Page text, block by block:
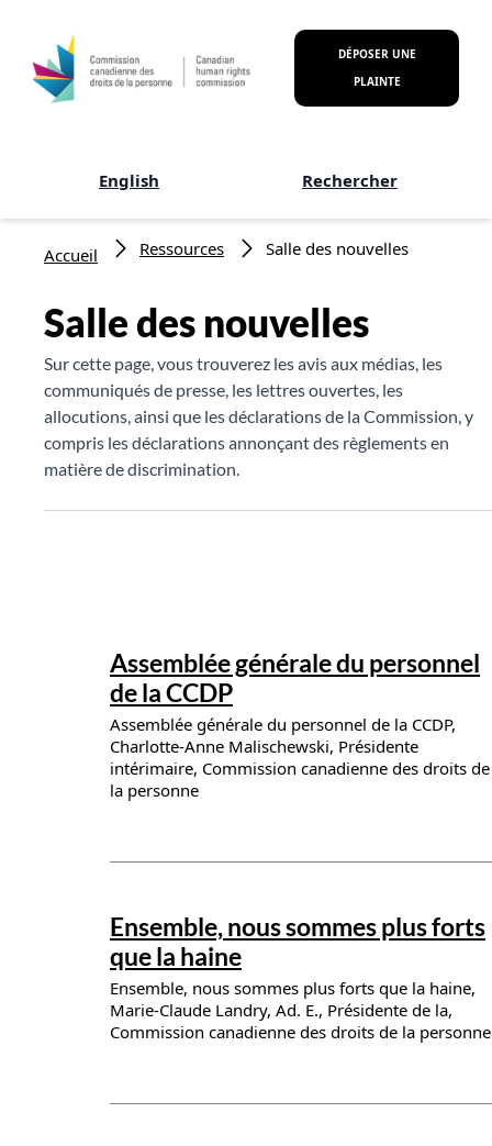
English Rechercher
DÉPOSER UNE
PLAINTE
Fil d'Ariane
Accueil Ressources Salle des nouvelles
Salle des nouvelles
Sur cette page, vous trouverez les avis aux médias, les
communiqués de presse, les lettres ouvertes, les
allocutions, ainsi que les déclarations de la Commission, y
compris les déclarations annonçant des règlements en
matière de discrimination.
Assemblée générale du personnel
de la CCDP
Assemblée générale du personnel de la CCDP,
Charlotte-Anne Malischewski, Présidente
intérimaire, Commission canadienne des droits de
la personne
News details
Ensemble, nous sommes plus forts
que la haine
Ensemble, nous sommes plus forts que la haine,
Marie-Claude Landry, Ad. E., Présidente de la,
Commission canadienne des droits de la personne
News details